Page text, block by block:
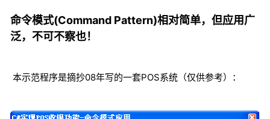
命令模式(Command Pattern)相对简单，但应用广
泛，不可不察也！
本示范程序是摘抄08年写的一套POS系统（仅供参考）：